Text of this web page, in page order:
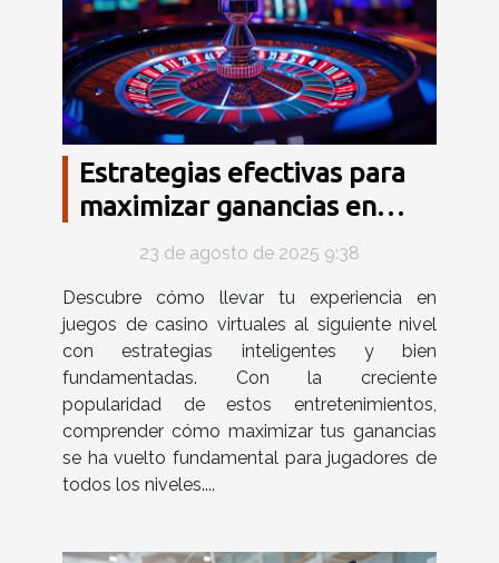
Estrategias efectivas para
maximizar ganancias en
juegos de casino virtuales
23 de agosto de 2025 9:38
Descubre cómo llevar tu experiencia en
juegos de casino virtuales al siguiente nivel
con estrategias inteligentes y bien
fundamentadas. Con la creciente
popularidad de estos entretenimientos,
comprender cómo maximizar tus ganancias
se ha vuelto fundamental para jugadores de
todos los niveles....